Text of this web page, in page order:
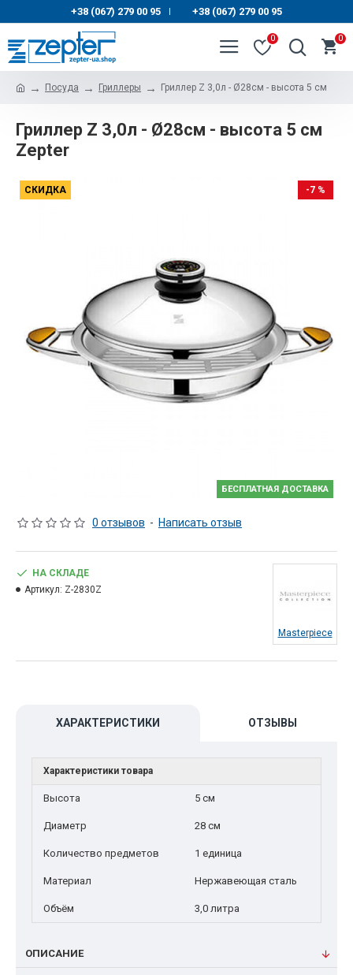
+38 (067) 279 00 95 | +38 (067) 279 00 95
0 0
Посуда Гриллеры Гриллер Z 3,0л - Ø28см - высота 5 см
Гриллер Z 3,0л - Ø28см - высота 5 см
Zepter
СКИДКА
БЕСПЛАТНАЯ ДОСТАВКА
-7 %
0 отзывов - Написать отзыв
НА СКЛАДЕ
Артикул: Z-2830Z
Masterpiece
ХАРАКТЕРИСТИКИ ОТЗЫВЫ
Характеристики товара
Высота 5 см
Диаметр 28 см
Количество предметов 1 единица
Материал Нержавеющая сталь
Объём 3,0 литра
ОПИСАНИЕ